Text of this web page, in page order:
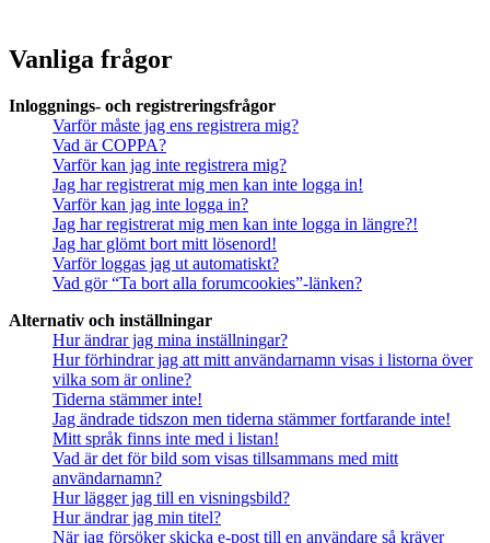
Vanliga frågor
Inloggnings- och registreringsfrågor
Varför måste jag ens registrera mig?
Vad är COPPA?
Varför kan jag inte registrera mig?
Jag har registrerat mig men kan inte logga in!
Varför kan jag inte logga in?
Jag har registrerat mig men kan inte logga in längre?!
Jag har glömt bort mitt lösenord!
Varför loggas jag ut automatiskt?
Vad gör “Ta bort alla forumcookies”-länken?
Alternativ och inställningar
Hur ändrar jag mina inställningar?
Hur förhindrar jag att mitt användarnamn visas i listorna över
vilka som är online?
Tiderna stämmer inte!
Jag ändrade tidszon men tiderna stämmer fortfarande inte!
Mitt språk finns inte med i listan!
Vad är det för bild som visas tillsammans med mitt
användarnamn?
Hur lägger jag till en visningsbild?
Hur ändrar jag min titel?
När jag försöker skicka e-post till en användare så kräver